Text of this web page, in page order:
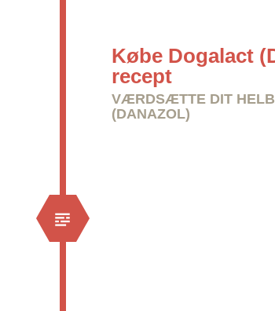
Købe Dogalact
recept
VÆRDSÆTTE DIT
(DANAZOL)